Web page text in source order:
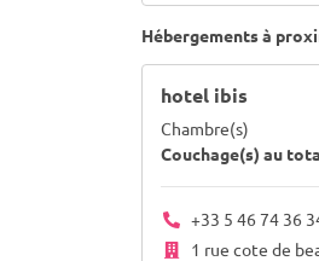
Hébergements à
hotel ibis
Chambre(s)
Couchage(s) au
+33 5 46 74 36
1 rue cote de